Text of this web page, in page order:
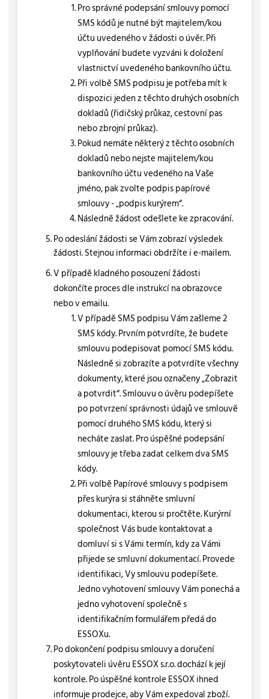
Pro správné podepsání smlouvy pomocí
SMS kódů je nutné být majitelem/kou
účtu uvedeného v žádosti o úvěr. Při
vyplňování budete vyzváni k doložení
vlastnictví uvedeného bankovního účtu.
Při volbě SMS podpisu je potřeba mít k
dispozici jeden z těchto druhých osobních
dokladů (řidičský průkaz, cestovní pas
nebo zbrojní průkaz).
Pokud nemáte některý z těchto osobních
dokladů nebo nejste majitelem/kou
bankovního účtu vedeného na Vaše
jméno, pak zvolte podpis papírové
smlouvy - „podpis kurýrem“.
Následně žádost odešlete ke zpracování.
Po odeslání žádosti se Vám zobrazí výsledek
žádosti. Stejnou informaci obdržíte i e-mailem.
V případě kladného posouzení žádosti
dokončíte proces dle instrukcí na obrazovce
nebo v emailu.
V případě SMS podpisu Vám zašleme 2
SMS kódy. Prvním potvrdíte, že budete
smlouvu podepisovat pomocí SMS kódu.
Následně si zobrazíte a potvrdíte všechny
dokumenty, které jsou označeny „Zobrazit
a potvrdit“. Smlouvu o úvěru podepíšete
po potvrzení správnosti údajů ve smlouvě
pomocí druhého SMS kódu, který si
necháte zaslat. Pro úspěšné podepsání
smlouvy je třeba zadat celkem dva SMS
kódy.
Při volbě Papírové smlouvy s podpisem
přes kurýra si stáhněte smluvní
dokumentaci, kterou si pročtěte. Kurýrní
společnost Vás bude kontaktovat a
domluví si s Vámi termín, kdy za Vámi
přijede se smluvní dokumentací. Provede
identifikaci, Vy smlouvu podepíšete.
Jedno vyhotovení smlouvy Vám ponechá a
jedno vyhotovení společně s
identifikačním formulářem předá do
ESSOXu.
Po dokončení podpisu smlouvy a doručení
poskytovateli úvěru ESSOX s.r.o. dochází k její
kontrole. Po úspěšné kontrole ESSOX ihned
informuje prodejce, aby Vám expedoval zboží.